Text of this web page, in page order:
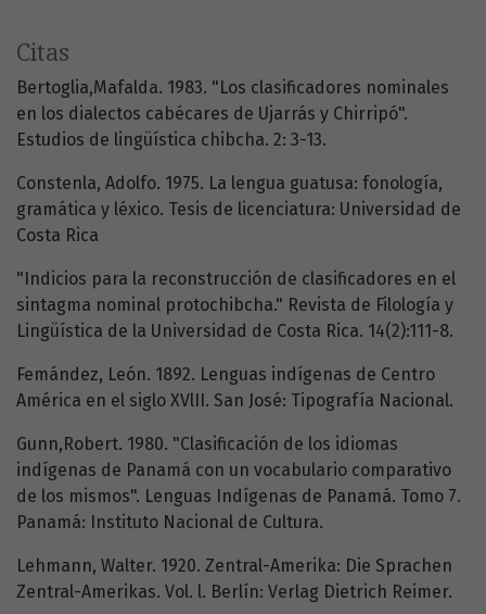
Citas
Bertoglia,Mafalda. 1983. "Los clasificadores nominales
en los dialectos cabécares de Ujarrás y Chirripó".
Estudios de lingüística chibcha. 2: 3-13.
Constenla, Adolfo. 1975. La lengua guatusa: fonología,
gramática y léxico. Tesis de licenciatura: Universidad de
Costa Rica
"Indicios para la reconstrucción de clasificadores en el
sintagma nominal protochibcha." Revista de Filología y
Lingüística de la Universidad de Costa Rica. 14(2):111-8.
Femández, León. 1892. Lenguas indígenas de Centro
América en el siglo XVlII. San José: Tipografía Nacional.
Gunn,Robert. 1980. "Clasificación de los idiomas
indígenas de Panamá con un vocabulario comparativo
de los mismos". Lenguas Indígenas de Panamá. Tomo 7.
Panamá: Instituto Nacional de Cultura.
Lehmann, Walter. 1920. Zentral-Amerika: Die Sprachen
Zentral-Amerikas. Vol. l. Berlín: Verlag Dietrich Reimer.